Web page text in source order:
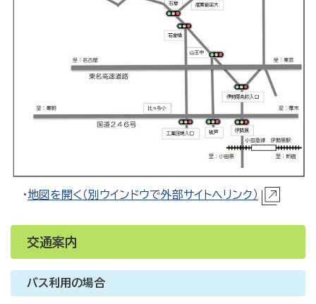
・地図を開く（別ウインドウで外部サイトへリンク）
交通案内
バス利用の場合